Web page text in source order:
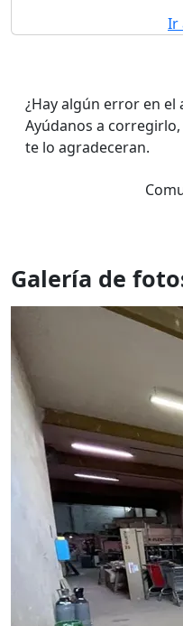
Ir
¿Hay algún error en el
Ayúdanos a
te lo agradeceran.
Galería de